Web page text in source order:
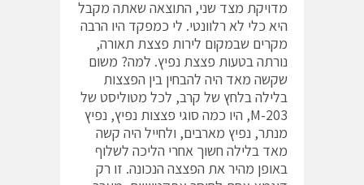
מדויקת מצד שני, התוצאה שאתה מקבל
היא כלי לא רלוונטי. לי כמפקד היו הרבה
מקרים שבמקום לירות פצצת תאורה,
נורתה בטעות פצצת נפיץ. למה? משום
שקשה מאד היה להבחין בין הפצצות
בלילה בלחץ של קרב, לכל מטוליסט של
M-203, היו כמה סוגי פצצות נפיץ, נפיץ
מנתר, נפיץ מארבים, ולחייל היה קשה
מאד בלילה חשוך אחרי הליכה לשלוף
באופן מהיר את הפצצה הנכונה. זו רק